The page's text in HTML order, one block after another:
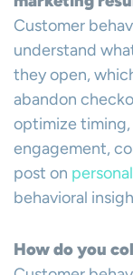
Customer
understand
they open,
abandon
optimize
engagement,
post on
behavioral
How do you